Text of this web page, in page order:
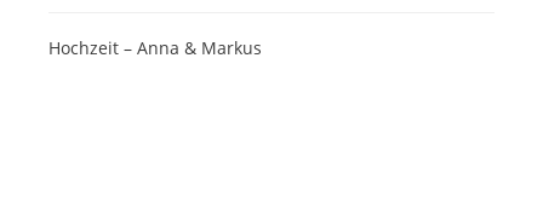
Hochzeit – Anna & Markus